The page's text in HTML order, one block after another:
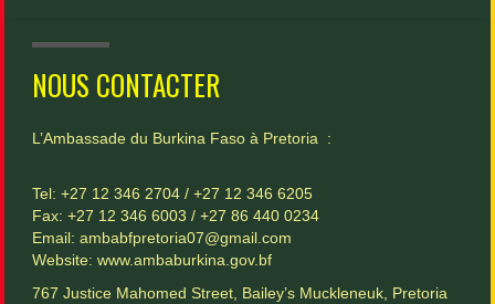
NOUS CONTACTER
L’Ambassade du Burkina Faso à Pretoria :
Tel: +27 12 346 2704 / +27 12 346 6205
Fax: +27 12 346 6003 / +27 86 440 0234
Email: ambabfpretoria07@gmail.com
Website: www.ambaburkina.gov.bf
767 Justice Mahomed Street, Bailey’s Muckleneuk, Pretoria